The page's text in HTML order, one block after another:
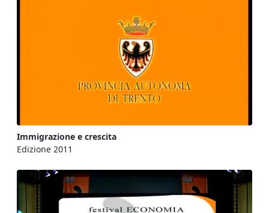
Immigrazione e crescita
Edizione 2011